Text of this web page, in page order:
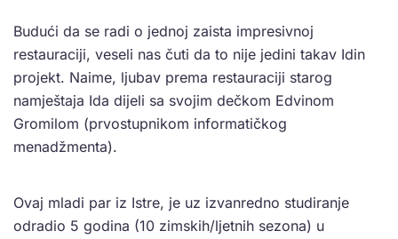
Budući da se radi o jednoj zaista impresivnoj
restauraciji, veseli nas čuti da to nije jedini takav Idin
projekt. Naime, ljubav prema restauraciji starog
namještaja Ida dijeli sa svojim dečkom Edvinom
Gromilom (prvostupnikom informatičkog
menadžmenta).
Ovaj mladi par iz Istre, je uz izvanredno studiranje
odradio 5 godina (10 zimskih/ljetnih sezona) u